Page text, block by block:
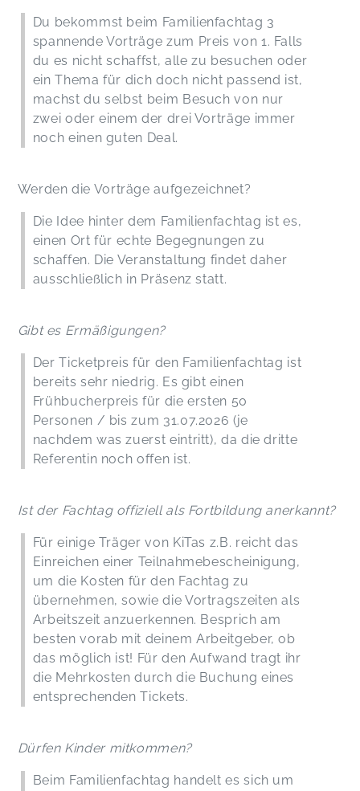
Du bekommst beim Familienfachtag 3
spannende Vorträge zum Preis von 1. Falls
du es nicht schaffst, alle zu besuchen oder
ein Thema für dich doch nicht passend ist,
machst du selbst beim Besuch von nur
zwei oder einem der drei Vorträge immer
noch einen guten Deal.
Werden die Vorträge aufgezeichnet?
Die Idee hinter dem Familienfachtag ist es,
einen Ort für echte Begegnungen zu
schaffen. Die Veranstaltung findet daher
ausschließlich in Präsenz statt.
Gibt es Ermäßigungen?
Der Ticketpreis für den Familienfachtag ist
bereits sehr niedrig. Es gibt einen
Frühbucherpreis für die ersten 50
Personen / bis zum 31.07.2026 (je
nachdem was zuerst eintritt), da die dritte
Referentin noch offen ist.
Ist der Fachtag offiziell als Fortbildung anerkannt?
Für einige Träger von KiTas z.B. reicht das
Einreichen einer Teilnahmebescheinigung,
um die Kosten für den Fachtag zu
übernehmen, sowie die Vortragszeiten als
Arbeitszeit anzuerkennen. Besprich am
besten vorab mit deinem Arbeitgeber, ob
das möglich ist! Für den Aufwand tragt ihr
die Mehrkosten durch die Buchung eines
entsprechenden Tickets.
Dürfen Kinder mitkommen?
Beim Familienfachtag handelt es sich um